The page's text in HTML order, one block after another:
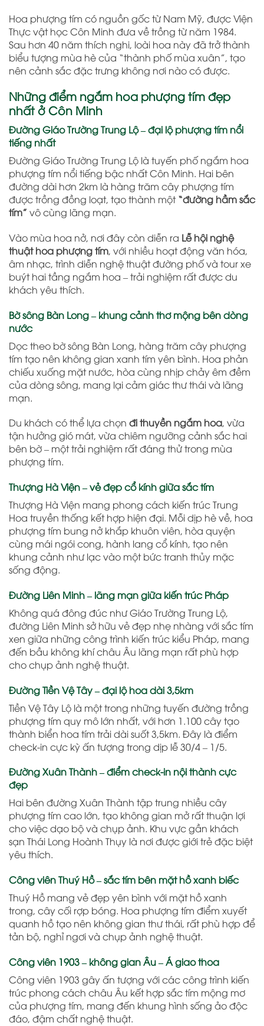
Hoa phượng tím có nguồn gốc từ Nam Mỹ, được Viện
Thực vật học Côn Minh đưa về trồng từ năm 1984.
Sau hơn 40 năm thích nghi, loài hoa này đã trở thành
biểu tượng mùa hè của “thành phố mùa xuân”, tạo
nên cảnh sắc đặc trưng không nơi nào có được.
Những điểm ngắm hoa phượng tím đẹp
nhất ở Côn Minh
Đường Giáo Trường Trung Lộ – đại lộ phượng tím nổi
tiếng nhất
Đường Giáo Trường Trung Lộ là tuyến phố ngắm hoa
phượng tím nổi tiếng bậc nhất Côn Minh. Hai bên
đường dài hơn 2km là hàng trăm cây phượng tím
được trồng đồng loạt, tạo thành một“đường hầm sắc
tím” vô cùng lãng mạn.
Vào mùa hoa nở, nơi đây còn diễn ra Lễ hội nghệ
thuật hoa phượng tím, với nhiều hoạt động văn hóa,
âm nhạc, trình diễn nghệ thuật đường phố và tour xe
buýt hai tầng ngắm hoa – trải nghiệm rất được du
khách yêu thích.
Bờ sông Bàn Long – khung cảnh thơ mộng bên dòng
nước
Dọc theo bờ sông Bàn Long, hàng trăm cây phượng
tím tạo nên không gian xanh tím yên bình. Hoa phản
chiếu xuống mặt nước, hòa cùng nhịp chảy êm đềm
của dòng sông, mang lại cảm giác thư thái và lãng
mạn.
Du khách có thể lựa chọn đi thuyền ngắm hoa, vừa
tận hưởng gió mát, vừa chiêm ngưỡng cảnh sắc hai
bên bờ – một trải nghiệm rất đáng thử trong mùa
phượng tím.
Thượng Hà Viện – vẻ đẹp cổ kính giữa sắc tím
Thượng Hà Viện mang phong cách kiến trúc Trung
Hoa truyền thống kết hợp hiện đại. Mỗi dịp hè về, hoa
phượng tím bung nở khắp khuôn viên, hòa quyện
cùng mái ngói cong, hành lang cổ kính, tạo nên
khung cảnh như lạc vào một bức tranh thủy mặc
sống động.
Đường Liên Minh – lãng mạn giữa kiến trúc Pháp
Không quá đông đúc như Giáo Trường Trung Lộ,
đường Liên Minh sở hữu vẻ đẹp nhẹ nhàng với sắc tím
xen giữa những công trình kiến trúc kiểu Pháp, mang
đến bầu không khí châu Âu lãng mạn rất phù hợp
cho chụp ảnh nghệ thuật.
Đường Tiền Vệ Tây – đại lộ hoa dài 3,5km
Tiền Vệ Tây Lộ là một trong những tuyến đường trồng
phượng tím quy mô lớn nhất, với hơn 1.100 cây tạo
thành biển hoa tím trải dài suốt 3,5km. Đây là điểm
check-in cực kỳ ấn tượng trong dịp lễ 30/4 – 1/5.
Đường Xuân Thành – điểm check-in nội thành cực
đẹp
Hai bên đường Xuân Thành tập trung nhiều cây
phượng tím cao lớn, tạo không gian mở rất thuận lợi
cho việc dạo bộ và chụp ảnh. Khu vực gần khách
sạn Thái Long Hoành Thụy là nơi được giới trẻ đặc biệt
yêu thích.
Công viên Thuý Hồ – sắc tím bên mặt hồ xanh biếc
Thuý Hồ mang vẻ đẹp yên bình với mặt hồ xanh
trong, cây cối rợp bóng. Hoa phượng tím điểm xuyết
quanh hồ tạo nên không gian thư thái, rất phù hợp để
tản bộ, nghỉ ngơi và chụp ảnh nghệ thuật.
Công viên 1903 – không gian Âu – Á giao thoa
Công viên 1903 gây ấn tượng với các công trình kiến
trúc phong cách châu Âu kết hợp sắc tím mộng mơ
của phượng tím, mang đến khung hình sống ảo độc
đáo, đậm chất nghệ thuật.